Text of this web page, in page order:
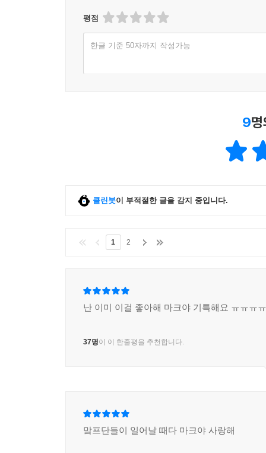
평점
한글 기준 50자까지 작성가능
9
클린봇이 부적절한 글을 감지 중입니다.
1 2
난 이미 이걸 좋아해 마크야 기특해요 ㅠㅠㅠ
37명이 이 한줄평을 추천합니다.
맠프단들이 일어날 때다 마크야 사랑해